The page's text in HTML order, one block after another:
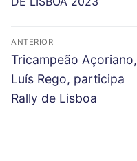
N
a
v
e
ANTERIOR
P
r
e
Tricampeão Açoriano,
Luís Rego, participa
Rally de Lisboa